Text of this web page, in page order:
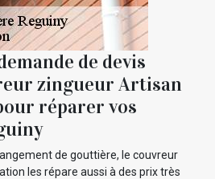
de devis
zingueur Artisan
réparer vos
de gouttière, le couvreur
les répare aussi à des prix très